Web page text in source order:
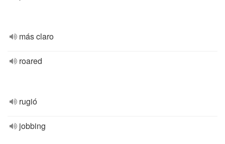
más claro
roared
rugió
jobbing